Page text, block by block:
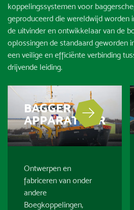
koppelingssystemen voor
geproduceerd die wereldwijd worden
de uitvinder en ontwikkelaar van de
oplossingen de standaard geworden
een veilige en efficiënte verbinding
drijvende leiding.
BAGGER
APPARATUUR
Ontwerpen en
fabriceren van onder
andere
Boegkoppelingen,